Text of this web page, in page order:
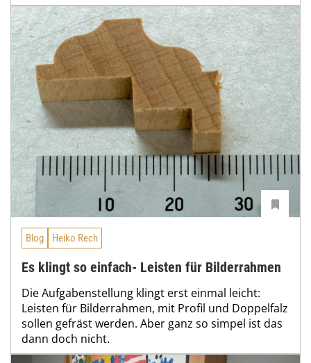
Blog Heiko Rech
Es klingt so einfach- Leisten für Bilderrahmen
Die Aufgabenstellung klingt erst einmal leicht:
Leisten für Bilderrahmen, mit Profil und Doppelfalz
sollen gefräst werden. Aber ganz so simpel ist das
dann doch nicht.